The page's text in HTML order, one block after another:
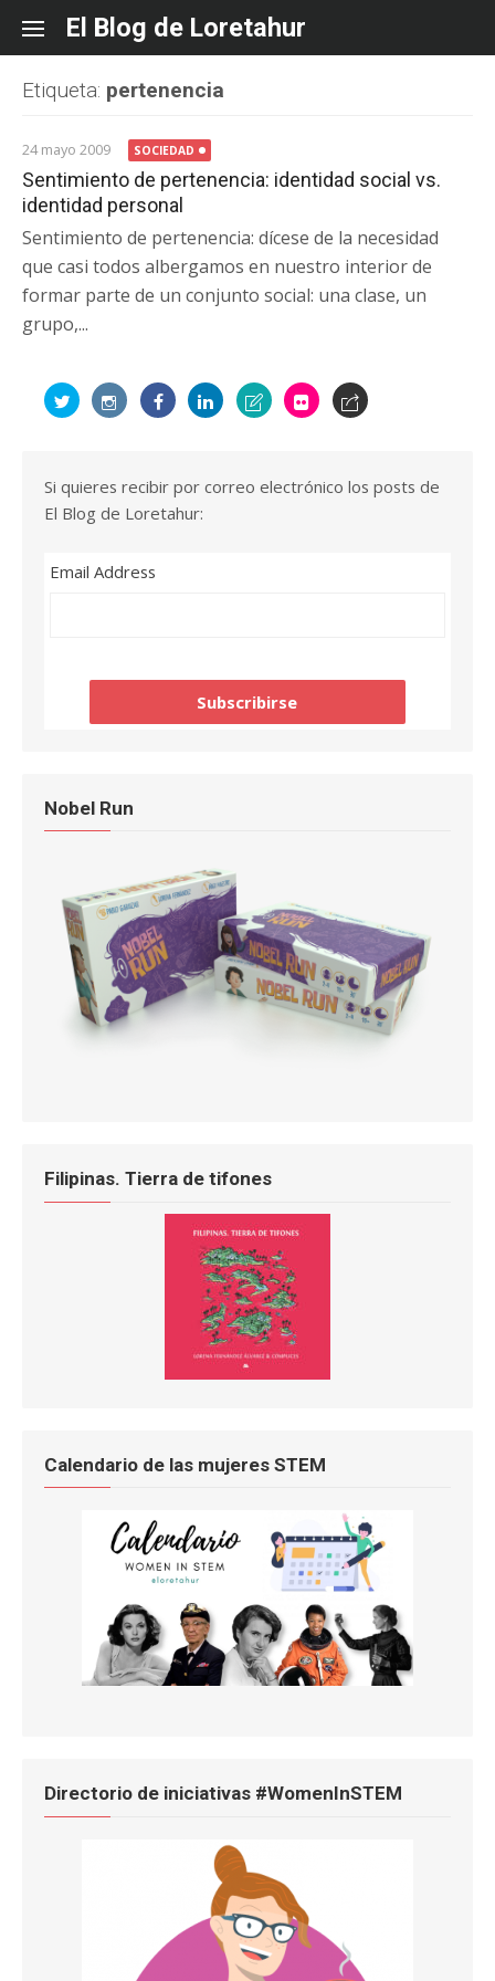
content
El Blog de Loretahur
Etiqueta: pertenencia
24 mayo 2009 SOCIEDAD
Sentimiento de pertenencia: identidad social vs.
identidad personal
Sentimiento de pertenencia: dícese de la necesidad
que casi todos albergamos en nuestro interior de
formar parte de un conjunto social: una clase, un
grupo,...
Si quieres recibir por correo electrónico los posts de
El Blog de Loretahur:
Email Address
Nobel Run
Filipinas. Tierra de tifones
Calendario de las mujeres STEM
Directorio de iniciativas #WomenInSTEM